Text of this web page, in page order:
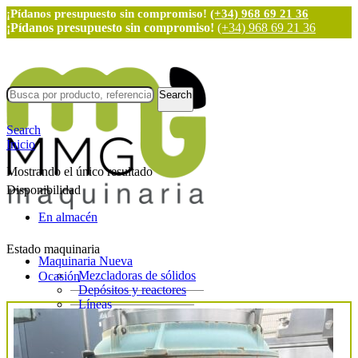
¡Pídanos presupuesto sin compromiso! (+34) 968 69 21 36
¡Pídanos presupuesto sin compromiso! (+34) 968 69 21 36
Maquinaria Nueva
Mezcladoras de sólidos
Depósitos y reactores
Líneas
Etiquetadoras
Llenadoras y dosificadoras
Taponadoras
Search
Search
Inicio
Mostrando el único resultado
Disponibilidad
En almacén
Estado maquinaria
Ocasión